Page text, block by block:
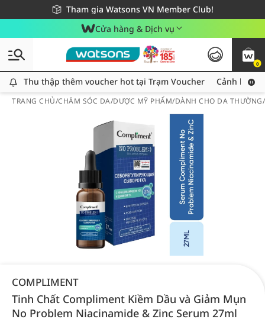
Tham gia Watsons VN Member Club!
Miễn phí giao hàng cho đơn hàng từ 249,000Đ
Giao hàng nhanh 24h - Áp dụng khu vực TP. Hồ Chí Minh
Cửa hàng & Dịch vụ
0
Thu thập thêm voucher hot tại Trạm Voucher
Thu thập thêm voucher hot tại Trạm Voucher Cảnh báo
TRANG CHỦ/CHĂM SÓC DA/DƯỢC MỸ PHẨM/DÀNH CHO DA
COMPLIMENT
Tinh Chất Compliment Kiềm Dầu và Giảm Mụn
No Problem Niacinamide & Zinc Serum 27ml